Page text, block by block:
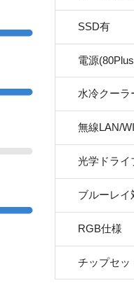
SSD有
電源
水冷クーラ
無線LAN/
光学ドライ
ブルーレイ
RGB仕様
チップセッ